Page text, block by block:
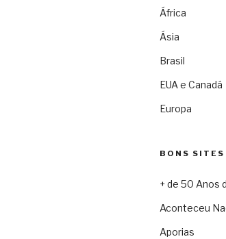
África
Ásia
Brasil
EUA e Canadá
Europa
BONS SITES
+ de 50 Anos
Aconteceu
Aporias